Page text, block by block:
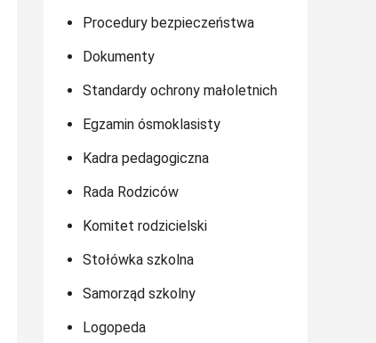
Procedury bezpieczeństwa
Dokumenty
Standardy ochrony małoletnich
Egzamin ósmoklasisty
Kadra pedagogiczna
Rada Rodziców
Komitet rodzicielski
Stołówka szkolna
Samorząd szkolny
Logopeda